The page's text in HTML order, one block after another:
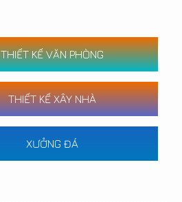
THIẾT KẾ VĂN PHÒNG
THIẾT KẾ XÂY NHÀ
XƯỞNG ĐÁ